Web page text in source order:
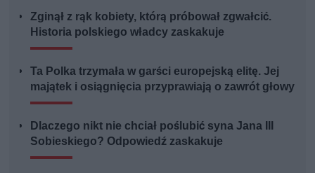
Zginął z rąk kobiety, którą próbował zgwałcić.
Historia polskiego władcy zaskakuje
Ta Polka trzymała w garści europejską elitę. Jej
majątek i osiągnięcia przyprawiają o zawrót głowy
Dlaczego nikt nie chciał poślubić syna Jana III
Sobieskiego? Odpowiedź zaskakuje